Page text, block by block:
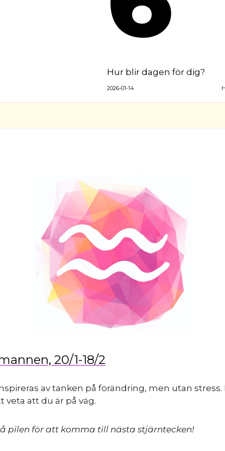
Hur blir dagen för dig?
2026-01-14
20/1-18/2
av tanken på förändring, men utan stress.
veta att du är på väg.
pilen för att komma till nästa stjärntecken!